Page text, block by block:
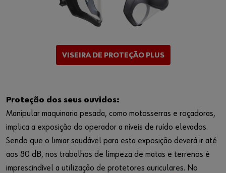
VISEIRA DE PROTEÇÃO PLUS
Proteção dos seus ouvidos:
Manipular maquinaria pesada, como motosserras e roçadoras,
implica a exposição do operador a níveis de ruído elevados.
Sendo que o limiar saudável para esta exposição deverá ir até
aos 80 dB, nos trabalhos de limpeza de matas e terrenos é
imprescindível a utilização de protetores auriculares. No